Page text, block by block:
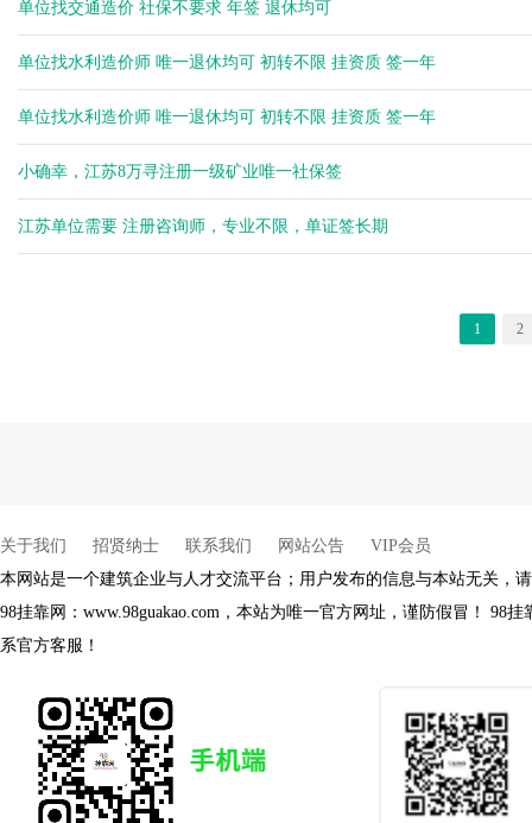
单位找交通造价 社保不要求 年签 退休均可
单位找水利造价师 唯一退休均可 初转不限 挂资质 签一年
单位找水利造价师 唯一退休均可 初转不限 挂资质 签一年
小确幸，江苏8万寻注册一级矿业唯一社保签
江苏单位需要 注册咨询师，专业不限，单证签长期
1 2
关于我们 招贤纳士 联系我们 网站公告
VIP会员
本网站是一个建筑企业与人才交流平台；用户发布的信息与本站无关，
98挂靠网：www.98guakao.com，本站为唯一官方网址，谨防假冒！ 98
系官方客服！